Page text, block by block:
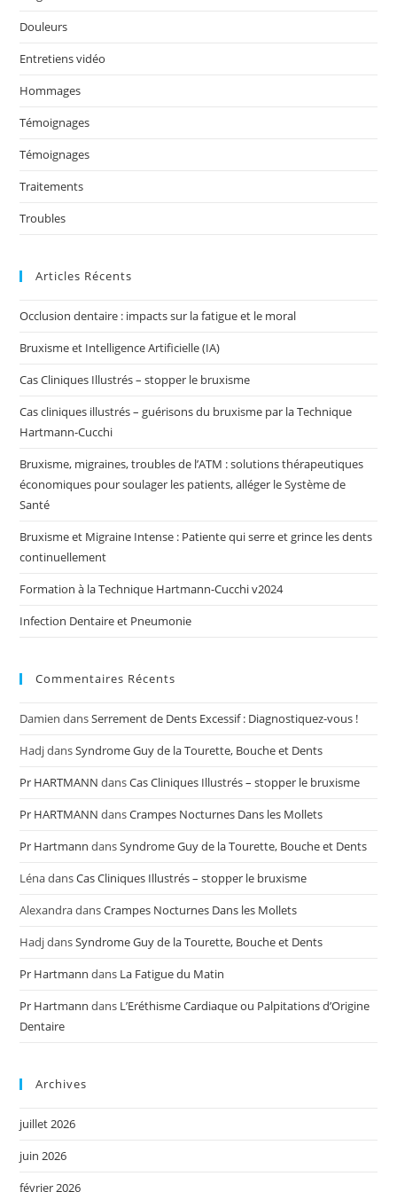
k
Douleurs
Entretiens vidéo
Hommages
Témoignages
Témoignages
Traitements
Troubles
Articles Récents
Occlusion dentaire : impacts sur la fatigue et le moral
Bruxisme et Intelligence Artificielle (IA)
Cas Cliniques Illustrés – stopper le bruxisme
Cas cliniques illustrés – guérisons du bruxisme par la Technique
Hartmann-Cucchi
Bruxisme, migraines, troubles de l’ATM : solutions thérapeutiques
économiques pour soulager les patients, alléger le Système de
Santé
Bruxisme et Migraine Intense : Patiente qui serre et grince les dents
continuellement
Formation à la Technique Hartmann-Cucchi v2024
Infection Dentaire et Pneumonie
Commentaires Récents
Damien dansSerrement de Dents Excessif : Diagnostiquez-vous !
HadjdansSyndrome Guy de la Tourette, Bouche et Dents
Pr HARTMANN dansCas Cliniques Illustrés – stopper le bruxisme
Pr HARTMANN dansCrampes Nocturnes Dans les Mollets
Pr Hartmann dansSyndrome Guy de la Tourette, Bouche et Dents
LénadansCas Cliniques Illustrés – stopper le bruxisme
AlexandradansCrampes Nocturnes Dans les Mollets
HadjdansSyndrome Guy de la Tourette, Bouche et Dents
Pr Hartmann dans La Fatigue du Matin
Pr Hartmann dans L’Eréthisme Cardiaque ou Palpitations d’Origine
Dentaire
Archives
juillet 2026
juin 2026
février 2026